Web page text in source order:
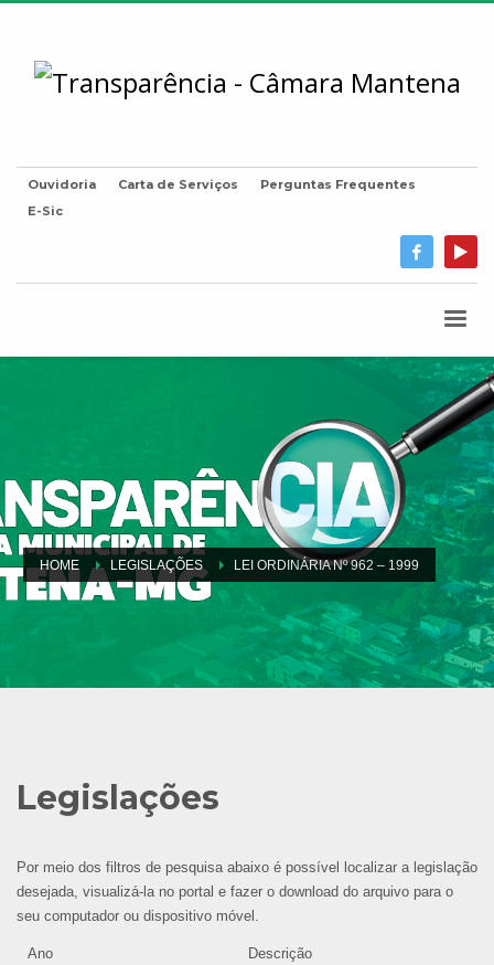
Ouvidoria Carta de Serviços
Perguntas Frequentes
E-Sic
HOME LEGISLAÇÕES LEI ORDINÁRIA Nº 962 – 1999
Legislações
Por meio dos filtros de pesquisa abaixo é possível localizar a legislação
desejada, visualizá-la no portal e fazer o download do arquivo para o
seu computador ou dispositivo móvel.
Ano Descrição